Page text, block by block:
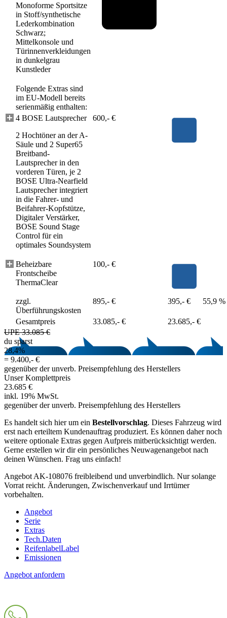
Monoforme Sportsitze
in Stoff/synthetische
Lederkombination
Schwarz;
Mittelkonsole und
Türinnenverkleidungen
in dunkelgrau
Kunstleder
Folgende Extras sind
im EU-Modell bereits
serienmäßig enthalten:
4 BOSE Lautsprecher
2 Hochtöner an der A-
Säule und 2 Super65
Breitband-
Lautsprecher in den
vorderen Türen, je 2
BOSE Ultra-Nearfield
Lautsprecher integriert
in die Fahrer- und
Beifahrer-Kopfstütze,
Digitaler Verstärker,
BOSE Sound Stage
Control für ein
optimales Soundsystem
600,- €
Beheizbare
Frontscheibe
ThermaClear
100,- €
zzgl.
Überführungskosten
895,- € 395,- € 55,9 %
Gesamtpreis 33.085,- €
23.685,- €
UPE 33.085 €
du sparst
28,4%
= 9.400,- €
gegenüber der unverb. Preisempfehlung des Herstellers
Unser Komplettpreis
23.685 €
inkl. 19% MwSt.
gegenüber der unverb. Preisempfehlung des Herstellers
Es handelt sich hier um ein Bestellvorschlag. Dieses Fahrzeug wird
erst nach erteiltem Kundenauftrag produziert. Es können daher noch
weitere optionale Extras gegen Aufpreis mitberücksichtigt werden.
Gerne erstellen wir dir ein persönliches Neuwagenangebot nach
deinen Wünschen. Frag uns einfach!
Angebot AK-108076 freibleibend und unverbindlich. Nur solange
Vorrat reicht. Änderungen, Zwischenverkauf und Irrtümer
vorbehalten.
Angebot
Serie
Extras
Tech.Daten
ReifenlabelLabel
Emissionen
Angebot anfordern